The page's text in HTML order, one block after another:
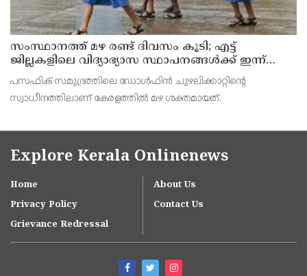
സംസ്ഥാനത്ത് മഴ രണ്ട് ദിവസം കൂടി; എട്ട്
ജില്ലകളിലെ വിദ്യാഭ്യാസ സ്ഥാപനങ്ങള്‍ക്ക് ഇന്ന്
അവധി
പസഫിക് സമുദ്രത്തിലെ ഡോള്‍ഫിന്‍ ചുഴലിക്കാറ്റിന്റെ
സ്വാധീനത്തിലാണ് കേരളത്തില്‍ മഴ ശക്തമായത്.
Explore Kerala Onlinenews
Home
About Us
Privacy Policy
Contact Us
Grievance Redressal